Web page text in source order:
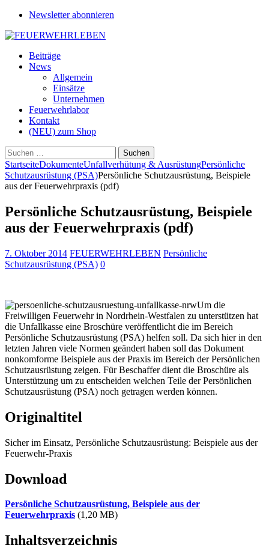
Newsletter abonnieren
Beiträge
News
Allgemein
Einsätze
Unternehmen
Feuerwehrlabor
Kontakt
(NEU) zum Shop
Suchen
nach:
StartseiteDokumenteUnfallverhütung & AusrüstungPersönliche
Schutzausrüstung (PSA)Persönliche Schutzausrüstung, Beispiele
aus der Feuerwehrpraxis (pdf)
Persönliche Schutzausrüstung, Beispiele
aus der Feuerwehrpraxis (pdf)
7. Oktober 2014 FEUERWEHRLEBEN Persönliche
Schutzausrüstung (PSA) 0
Um die
Freiwilligen Feuerwehr in Nordrhein-Westfalen zu unterstützen hat
die Unfallkasse eine Broschüre veröffentlicht die im Bereich
Persönliche Schutzausrüstung (PSA) helfen soll. Da sich hier in den
letzten Jahren viele Normen geändert haben soll das Dokument
nonkomforme Beispiele aus der Praxis im Bereich der Persönlichen
Schutzausrüstung zeigen. Für Beschaffer dient die Broschüre als
Unterstützung um zu entscheiden welchen Teile der Persönlichen
Schutzausrüstung (PSA) noch getragen werden können.
Originaltitel
Sicher im Einsatz, Persönliche Schutzausrüstung: Beispiele aus der
Feuerwehr-Praxis
Download
Persönliche Schutzausrüstung, Beispiele aus der
Feuerwehrpraxis (1,20 MB)
Inhaltsverzeichnis